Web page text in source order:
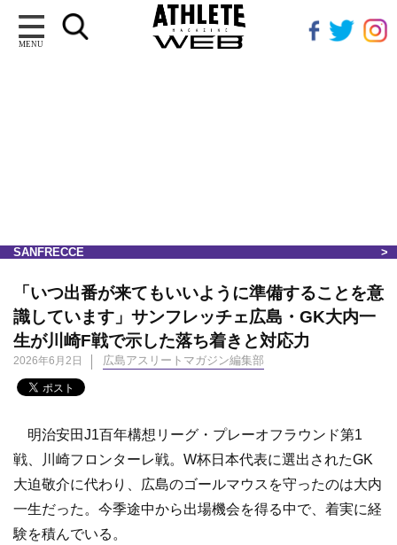
MENU
SANFRECCE
「いつ出番が来てもいいように準備することを意
識しています」サンフレッチェ広島・GK大内一
生が川崎F戦で示した落ち着きと対応力
2026年6月2日 広島アスリートマガジン編集部
明治安田J1百年構想リーグ・プレーオフラウンド第1
戦、川崎フロンターレ戦。W杯日本代表に選出されたGK
大迫敬介に代わり、広島のゴールマウスを守ったのは大内
一生だった。今季途中から出場機会を得る中で、着実に経
験を積んでいる。